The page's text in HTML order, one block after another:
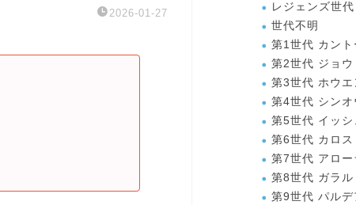
2026-01-27
レジェンズ世
世代不明
第1世代 カント
第2世代 ジョウ
第3世代 ホウエ
第4世代 シンオ
第5世代 イッシ
第6世代 カロス
第7世代 アロー
第8世代 ガラル
第9世代 パルデ